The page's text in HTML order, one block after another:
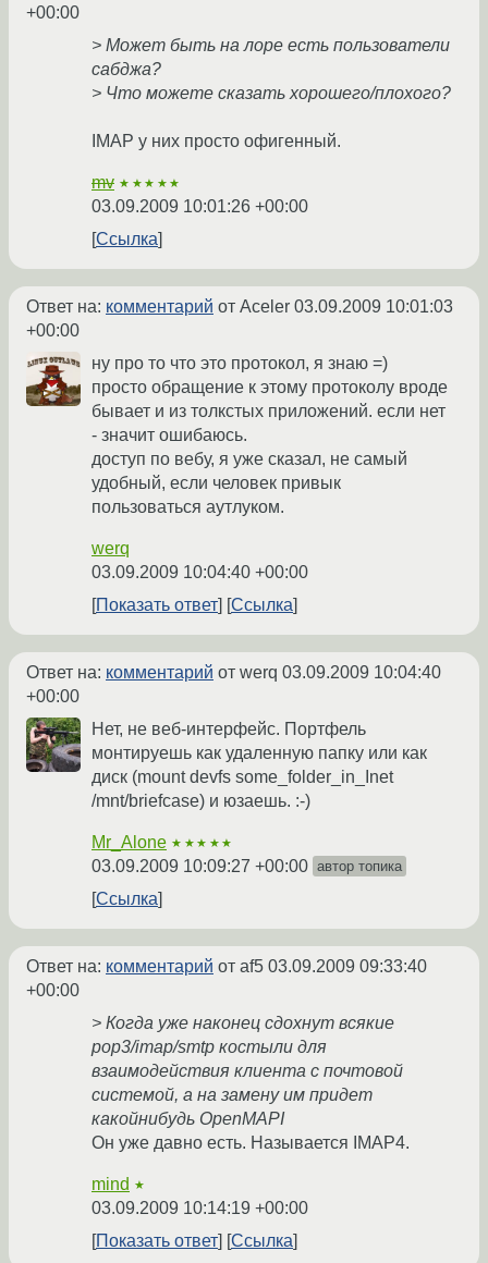
+00:00
> Может быть на лоре есть пользователи
сабджа?
> Что можете сказать хорошего/плохого?
IMAP у них просто офигенный.
mv ★★★★★
03.09.2009 10:01:26 +00:00
Ссылка
Ответ на: комментарий от Aceler 03.09.2009 10:01:03
+00:00
ну про то что это протокол, я знаю =)
просто обращение к этому протоколу вроде
бывает и из толкстых приложений. если нет
- значит ошибаюсь.
доступ по вебу, я уже сказал, не самый
удобный, если человек привык
пользоваться аутлуком.
werq
03.09.2009 10:04:40 +00:00
Показать ответ
Ссылка
Ответ на: комментарий от werq 03.09.2009 10:04:40
+00:00
Нет, не веб-интерфейс. Портфель
монтируешь как удаленную папку или как
диск (mount devfs some_folder_in_Inet
/mnt/briefcase) и юзаешь. :-)
Mr_Alone ★★★★★
03.09.2009 10:09:27 +00:00 автор топика
Ссылка
Ответ на: комментарий от af5 03.09.2009 09:33:40
+00:00
> Когда уже наконец сдохнут всякие
pop3/imap/smtp костыли для
взаимодействия клиента с почтовой
системой, а на замену им придет
какойнибудь OpenMAPI
Он уже давно есть. Называется IMAP4.
mind ★
03.09.2009 10:14:19 +00:00
Показать ответ
Ссылка